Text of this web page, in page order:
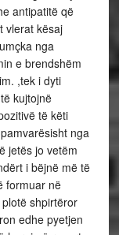
antipatitë që
vlerat kësaj
nga
e brendshëm
,tek i dyti
kujtojnë
të këti
nga
jetës jo vetëm
i bëjnë më të
formuar në
shpirtëror
edhe pyetjen